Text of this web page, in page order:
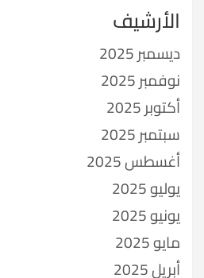
الأرشيف
ديسمبر 2025
نوفمبر 2025
أكتوبر 2025
سبتمبر 2025
أغسطس 2025
يوليو 2025
يونيو 2025
مايو 2025
أبريل 2025